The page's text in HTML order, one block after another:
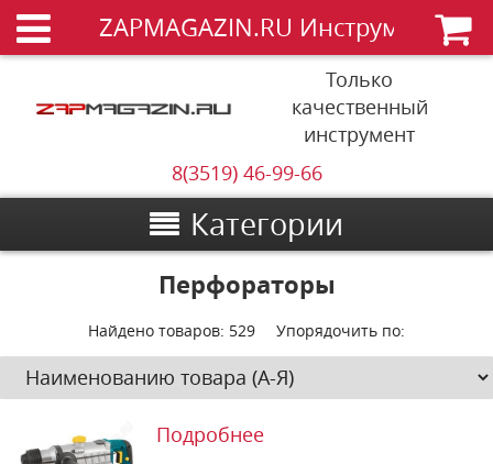
ZAPMAGAZIN.RU Инструменты
Только
качественный
инструмент
8(3519) 46-99-66
Категории
Перфораторы
Найдено товаров: 529 Упорядочить по:
Подробнее